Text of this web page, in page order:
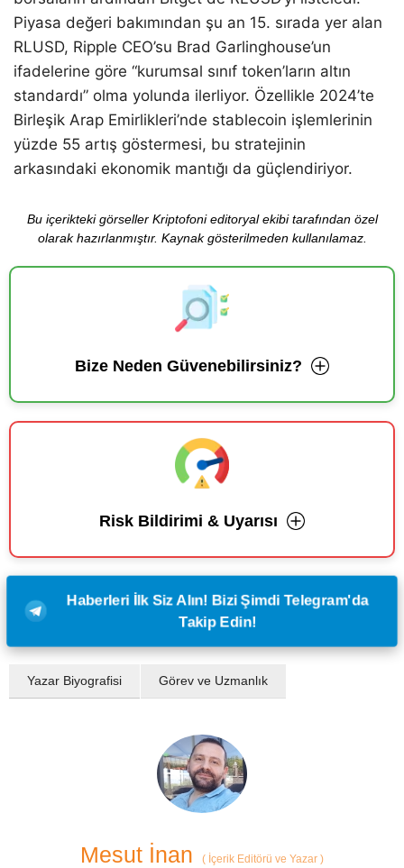
Piyasa değeri bakımından şu an 15. sırada yer alan
RLUSD, Ripple CEO’su Brad Garlinghouse’un
ifadelerine göre “kurumsal sınıf token’ların altın
standardı” olma yolunda ilerliyor. Özellikle 2024’te
Birleşik Arap Emirlikleri’nde stablecoin işlemlerinin
yüzde 55 artış göstermesi, bu stratejinin
arkasındaki ekonomik mantığı da güçlendiriyor.
Bu içerikteki görseller Kriptofoni editoryal ekibi tarafından özel
olarak hazırlanmıştır. Kaynak gösterilmeden kullanılamaz.
Bize Neden Güvenebilirsiniz?
Risk Bildirimi & Uyarısı
Haberleri İlk Siz Alın! Bizi Şimdi Telegram'da
Takip Edin!
Yazar Biyografisi Görev ve Uzmanlık
Mesut İnan ( İçerik Editörü ve Yazar )